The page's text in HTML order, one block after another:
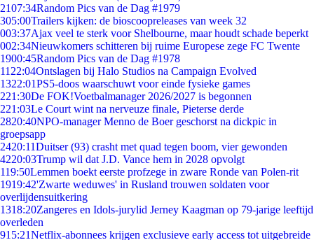
2107:34Random Pics van de Dag #1979
305:00Trailers kijken: de bioscoopreleases van week 32
003:37Ajax veel te sterk voor Shelbourne, maar houdt schade beperkt
002:34Nieuwkomers schitteren bij ruime Europese zege FC Twente
1900:45Random Pics van de Dag #1978
11 22:04Ontslagen bij Halo Studios na Campaign Evolved
1322:01PS5-doos waarschuwt voor einde fysieke games
221:30De FOK!Voetbalmanager 2026/2027 is begonnen
221:03Le Court wint na nerveuze finale, Pieterse derde
2820:40NPO-manager Menno de Boer geschorst na dickpic in
groepsapp
2420:11Duitser (93) crasht met quad tegen boom, vier gewonden
4220:03Trump wil dat J.D. Vance hem in 2028 opvolgt
119:50Lemmen boekt eerste profzege in zware Ronde van Polen-rit
1919:42'Zwarte weduwes' in Rusland trouwen soldaten voor
overlijdensuitkering
1318:20Zangeres en Idols-jurylid Jerney Kaagman op 79-jarige leeftijd
overleden
915:21Netflix-abonnees krijgen exclusieve early access tot uitgebreide